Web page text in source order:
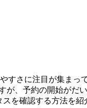
さに注目が集まっ
、予約の開始がだ
を確認する方法を紹